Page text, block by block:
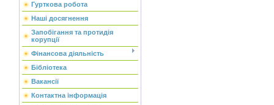
Гурткова робота
Наші досягнення
Запобігання та протидія
корупції
Фінансова діяльність
Бібліотека
Вакансії
Контактна інформація